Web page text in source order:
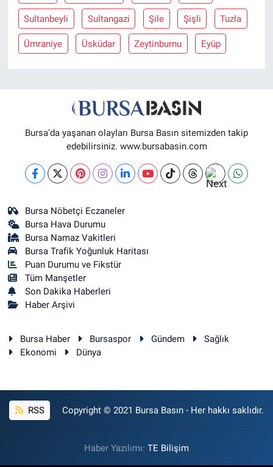
Sultanbeyli Sultangazi Şile Şişli Tuzla
Ümraniye Üsküdar Zeytinburnu Eyüp
Bursa'da yaşanan olayları Bursa Basın sitemizden takip
edebilirsiniz. www.bursabasin.com
Bursa Nöbetçi Eczaneler
Bursa Hava Durumu
Bursa Namaz Vakitleri
Bursa Trafik Yoğunluk Haritası
Puan Durumu ve Fikstür
Tüm Manşetler
Son Dakika Haberleri
Haber Arşivi
Bursa Haber Bursaspor Gündem
Sağlık
Ekonomi
Dünya
RSS Copyright © 2021 Bursa Basın - Her hakkı saklıdır.
Haber Yazılımı: TE Bilişim